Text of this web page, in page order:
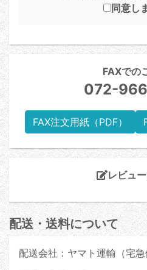
同意し
FAXでの
072-
FAX注文用紙（PDF）
レビュ
配送・送料について
配送会社：ヤマト運輸（宅急